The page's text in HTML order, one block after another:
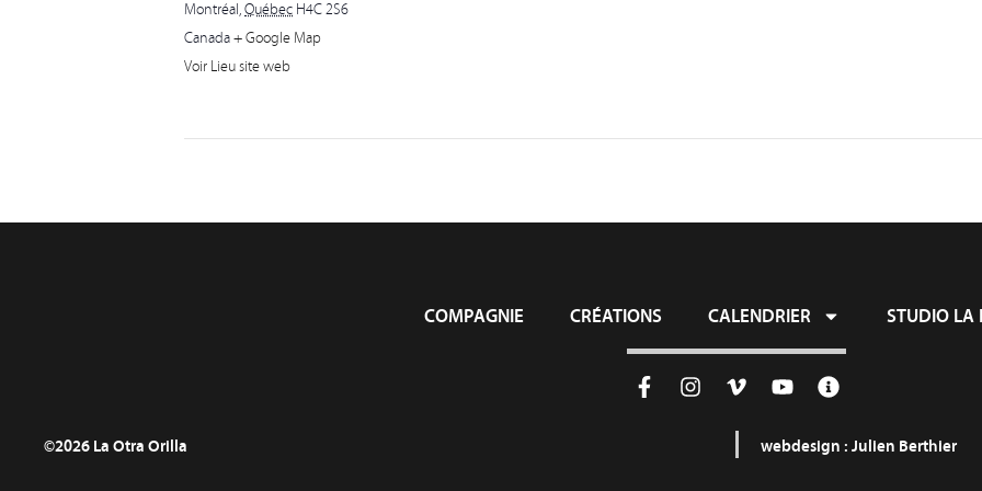
Montréal,Québec H4C 2S6
Canada+ Google Map
Voir Lieu site web
COMPAGNIE CRÉATIONS CALENDRIER STUDIO LA
©2026 La Otra Orilla webdesign :Julien Berthier